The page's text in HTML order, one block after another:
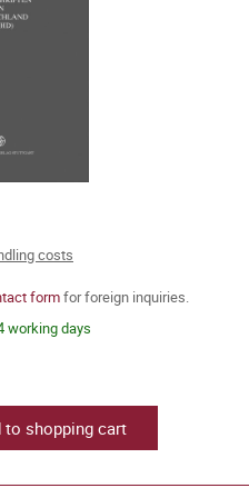
costs
formfor foreign inquiries.
working days
to shopping cart